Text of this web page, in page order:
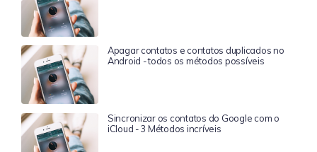
Apagar contatos e contatos duplicados no
Android - todos os métodos possíveis
Sincronizar os contatos do Google com o
iCloud - 3 Métodos incríveis